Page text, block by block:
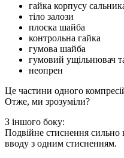
гайка корпусу
тіло залози
плоска шайба
контрольна гайка
гумова шайба
гумовий ущільнювач
неопрен
Це частини одного
Отже, ми зрозуміли?
З іншого боку:
Подвійне стиснення сильно
вводу з одним стисненням.